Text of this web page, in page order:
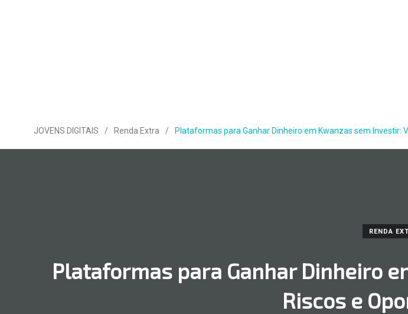
JOVENS DIGITAIS / Renda Extra / Plataformas para Ganhar Dinheiro em Kwanzas sem Investir:
RENDA
Plataformas para Ganhar Dinheiro
Riscos e